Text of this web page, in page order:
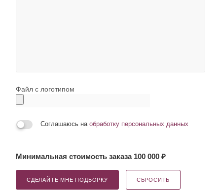
Файл с логотипом
Соглашаюсь на обработку персональных данных
Минимальная стоимость заказа 100 000 ₽
СДЕЛАЙТЕ МНЕ ПОДБОРКУ СБРОСИТЬ